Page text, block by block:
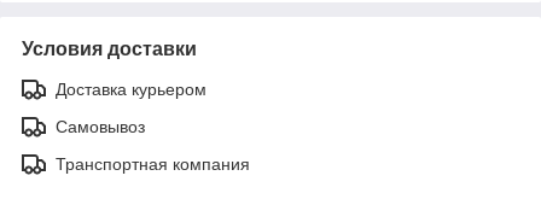
Условия доставки
Доставка курьером
Самовывоз
Транспортная компания